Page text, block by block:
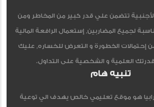
الأجنبية تتضمن علي قدر كبير من المخاطر ومن
لجميع المضاربين, إستعمال الرافعة المالية
إحتمالات الخطورة و التعرض للخساره, عليك
العلمية و الشخصية على التداول.
تنبيه هام
هو موقع تعليمي خالص يهدف الي توعية